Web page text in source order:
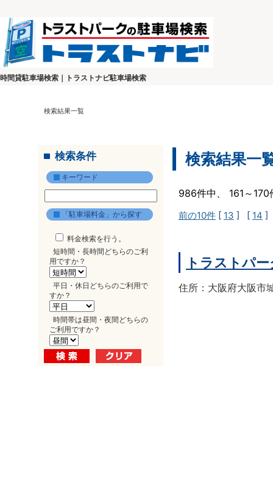
時間貸駐車場検索｜トラストナビ駐車場検索
検索結果一覧
検索条件
キーワード
「駐車場料金」から探す
料金検索を行う。
短時間・長時間どちらのご利
用ですか？
平日・休日どちらのご利用で
すか？
時間帯は昼間・夜間どちらの
ご利用ですか？
検索結果一
986件中、 161～
前の10件 [ 13 ] [ 14 ]
トラストパ
住所：大阪府大阪市